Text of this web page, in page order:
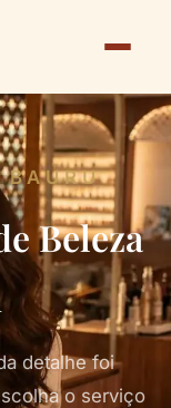
BAURU
Beleza
detalhe foi
o serviço